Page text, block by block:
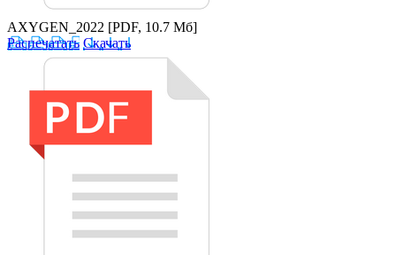
AXYGEN_2022 [PDF, 10.7 Мб]
Распечатать Скачать